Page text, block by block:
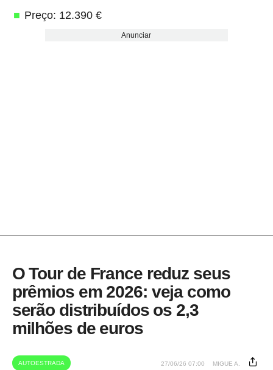
Preço: 12.390 €
Anunciar
O Tour de France reduz seus
prêmios em 2026: veja como
serão distribuídos os 2,3
milhões de euros
AUTOESTRADA 27/06/26 07:00 MIGUE A.